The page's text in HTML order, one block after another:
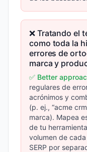
❌ Tratando el
como toda la
errores de
marca y
✅ Better
regulares de
acrónimos y
(p. ej., “acme
marca). Mapea
de tu
volumen de
SERP por